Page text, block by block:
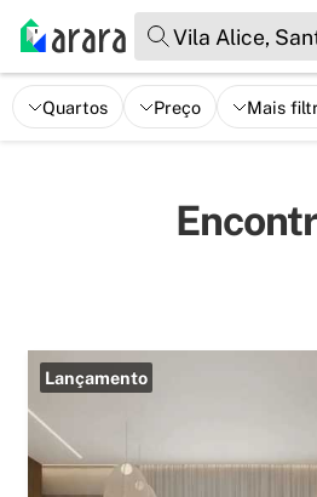
Vila Alice,
Quartos Preço Mais
Lançamento